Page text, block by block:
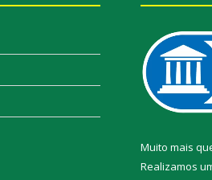
Muito mais
Realizamos